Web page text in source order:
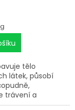
tělo
látek, působí
trávení a
revmatismu.